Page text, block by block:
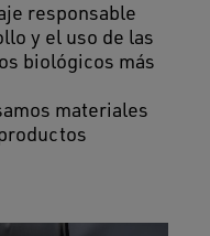
responsable
y el uso de las
biológicos más
materiales